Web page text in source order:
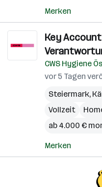
Merken
Key
CWS Hygiene
vor 5 Tagen
Steiermark,
Vollzeit
ab 4.000 €
Merken